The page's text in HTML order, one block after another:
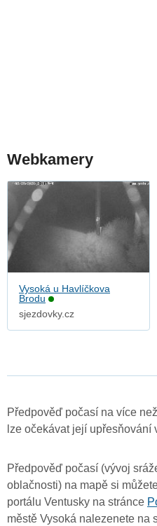
Webkamery
Vysoká u Havlíčkova
Brodu
sjezdovky.cz
Předpověď počasí na více
lze očekávat její upřesňování
Předpověď počasí (vývoj
oblačnosti) na mapě si
portálu Ventusky na stránce
městě Vysoká nalezenete na